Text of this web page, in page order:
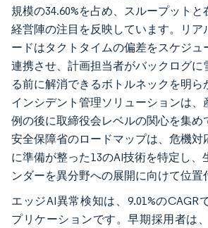
規模の34.60%を占め、スループット
経営陣の注目を反映しています。リア
ードはタクトタイムの偏差をスケジュ
連携させ、計画担当者がバックログに
る前に解消できるボトルネックを明ら
インシデント管理ソリューションは、
例の後に取締役会レベルの関心を集め
安全保障省のロードマップは、危機対
に準備が整った13のAI技術を特定し
ンダーを異分野への展開に向けて位置
エッジAI異常検知は、9.01%のCAGR
プリケーションです。早期採用者は